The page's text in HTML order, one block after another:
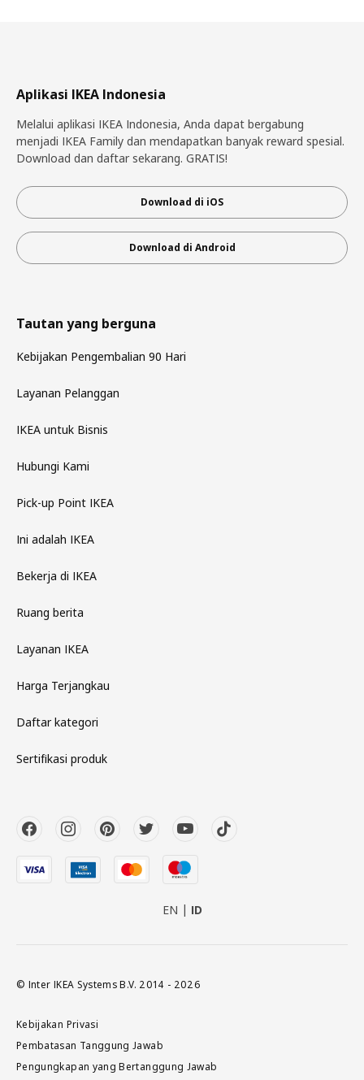
Aplikasi IKEA Indonesia
Melalui aplikasi IKEA Indonesia, Anda dapat bergabung
menjadi IKEA Family dan mendapatkan banyak reward spesial.
Download dan daftar sekarang. GRATIS!
Download di iOS
Download di Android
Tautan yang berguna
Kebijakan Pengembalian 90 Hari
Layanan Pelanggan
IKEA untuk Bisnis
Hubungi Kami
Pick-up Point IKEA
Ini adalah IKEA
Bekerja di IKEA
Ruang berita
Layanan IKEA
Harga Terjangkau
Daftar kategori
Sertifikasi produk
EN ID
© Inter IKEA Systems B.V. 2014 - 2026
Kebijakan Privasi
Pembatasan Tanggung Jawab
Pengungkapan yang Bertanggung Jawab